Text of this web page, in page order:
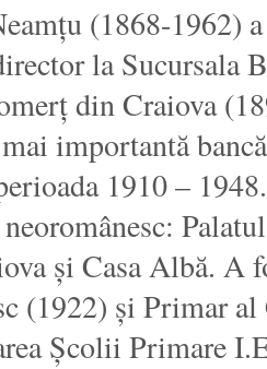
(1868-1962)
la Sucursala
din Craiova
importantă
1910 –
şi Casa Albă. A
(1922) și Primar
Şcolii Primare